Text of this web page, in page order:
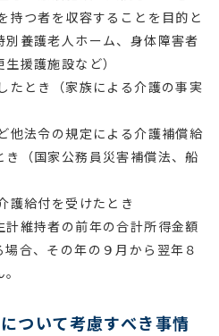
持つ者を収容することを目的と
養護老人ホーム、身体障害者
援護施設など）
たとき（家族による介護の事実
他法令の規定による介護補償給
（国家公務員災害補償法、船
護給付を受けたとき
維持者の前年の合計所得金額
合、その年の９月から翌年８
ついて考慮すべき事情